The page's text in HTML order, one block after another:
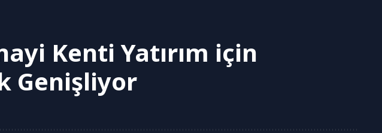
Kenti Yatırım için
Genişliyor